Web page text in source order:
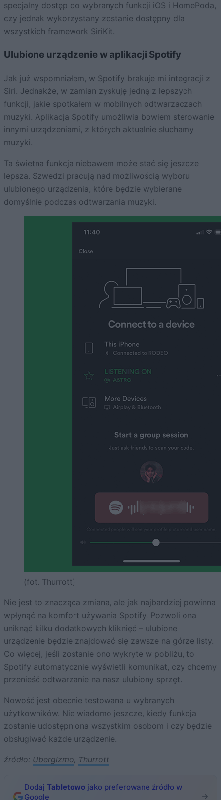
specjalny dostęp do wybranych funkcji iOS i HomePoda,
czy jednak wykorzystany zostanie dostępny dla
wszystkich framework SiriKit.
Ulubione urządzenie w aplikacji Spotify
Jak już wspomniałem, w Spotify brakuje mi integracji z
Siri. Jednakże, w zamian zyskuję jedną z lepszych
funkcji, jakie spotkałem w mobilnych odtwarzaczach
muzyki. Aplikacja Spotify umożliwia bowiem sterowanie
innymi urządzeniami, z których aktualnie słuchamy
muzyki.
Ta świetna funkcja niebawem może stać się jeszcze
lepsza. Szwedzi pracują nad możliwością wyboru
ulubionego urządzenia, które będzie wybierane
domyślnie podczas odtwarzania muzyki.
(fot. Thurrott)
Nie jest to znacząca zmiana, ale jak najbardziej powinna
wpłynąć na komfort używania Spotify. Pozwoli ona
uniknąć kilku dodatkowych kliknięć – ulubione
urządzenie będzie znajdować się zawsze na górze listy.
Co więcej, jeśli zostanie ono wykryte w pobliżu, to
Spotify automatycznie wyświetli komunikat, czy chcemy
przenieść odtwarzanie na nasz ulubiony sprzęt.
Nowość jest obecnie testowana u wybranych
użytkowników. Nie wiadomo jeszcze, kiedy funkcja
zostanie udostępniona wszystkim osobom i czy będzie
obsługiwać każde urządzenie.
źródło: Ubergizmo Thurrott
Dodaj Tabletowo jako preferowane źródło w
Google